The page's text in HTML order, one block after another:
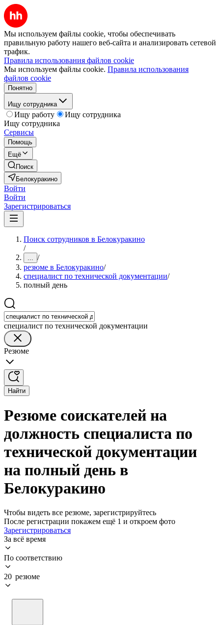
Мы используем файлы cookie, чтобы обеспечивать
правильную работу нашего веб-сайта и анализировать сетевой
трафик.
Правила использования файлов cookie
Мы используем файлы cookie. Правила использования
файлов cookie
Понятно
Ищу сотрудника
Ищу работу
Ищу сотрудника
Ищу сотрудника
Сервисы
Помощь
Ещё
Поиск
Белокуракино
Войти
Войти
Зарегистрироваться
Поиск сотрудников в Белокуракино
/
... /
резюме в Белокуракино/
специалист по технической документации/
полный день
специалист по технической документации
Резюме
Найти
Резюме соискателей на
должность специалиста по
технической документации
на полный день в
Белокуракино
Чтобы видеть все резюме, зарегистрируйтесь
После регистрации покажем ещё 1 и откроем фото
Зарегистрироваться
За всё время
По соответствию
20 резюме